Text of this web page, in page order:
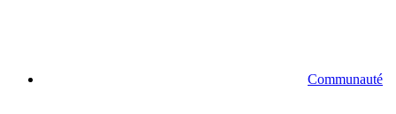
Communauté